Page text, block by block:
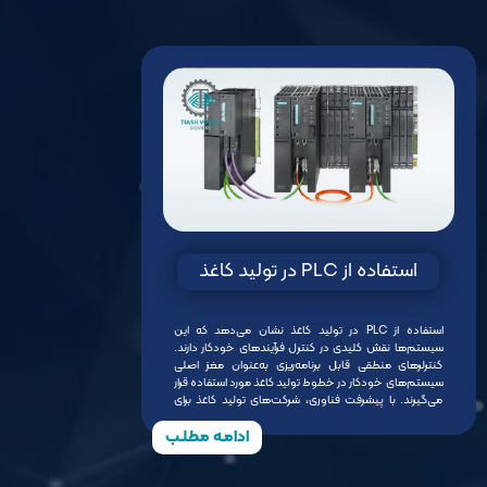
استفاده از PLC در تولید کاغذ
استفاده از PLC در تولید کاغذ نشان می‌دهد که این
سیستم‌ها نقش کلیدی در کنترل فرآیندهای خودکار دارند.
کنترلرهای منطقی قابل برنامه‌ریزی به‌عنوان مغز اصلی
سیستم‌های خودکار در خطوط تولید کاغذ مورد استفاده قرار
می‌گیرند. با پیشرفت فناوری، شرکت‌های تولید کاغذ برای
افزایش بهره‌وری، کیفیت محصول و کاهش خطای انسانی
به سمت استفاده از PLC […]
ادامـه مطلـب